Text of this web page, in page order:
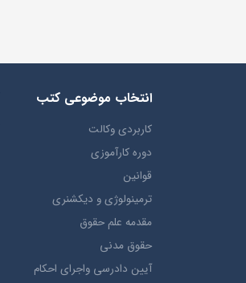
انتخاب​ موضوعي​ کتب
کاربردی وکالت
دوره کارآموزی
قوانین
ترمينولوژي و ديکشنري
مقدمه علم حقوق
حقوق مدني
آيين دادرسي ​واجراي ​احکام ​